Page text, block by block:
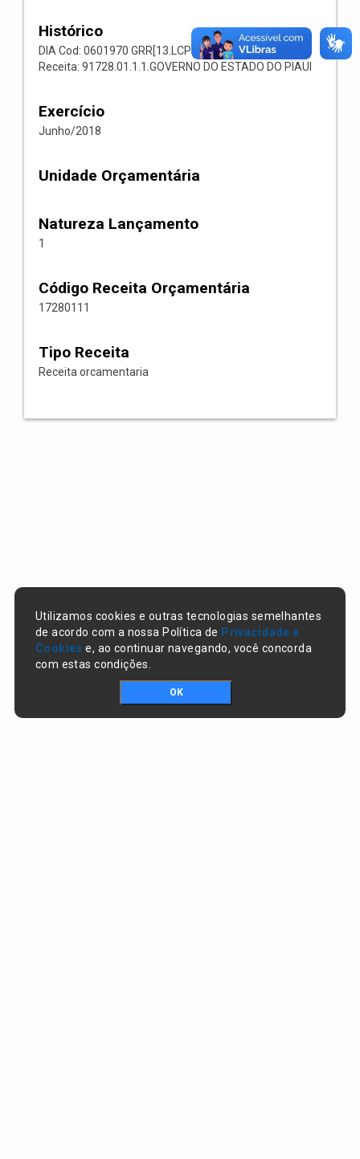
Histórico
DIA Cod: 0601970 GRR[13.LCP 31] Codigo: 001001
Receita: 91728.01.1.1.GOVERNO DO ESTADO DO PIAUI
Exercício
Junho/2018
Unidade Orçamentária
Natureza Lançamento
1
Código Receita Orçamentária
17280111
Tipo Receita
Receita orcamentaria
Utilizamos cookies e outras tecnologias semelhantes
de acordo com a nossa Política de Privacidade e
Cookies e, ao continuar navegando, você concorda
com estas condições.
OK